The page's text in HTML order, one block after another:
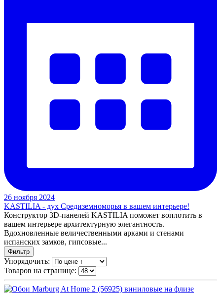
26 ноября 2024
KASTILIA - дух Средиземноморья в вашем интерьере!
Конструктор 3D-панелей KASTILIA поможет воплотить в
вашем интерьере архитектурную элегантность.
Вдохновленные величественными арками и стенами
испанских замков, гипсовые...
Фильтр
Упорядочить:
Товаров на странице: